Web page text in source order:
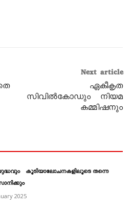
Next article
ഏകീകൃത
സിവിൽകോഡും നിയമ
കമ്മിഷനും
കൂടിയാലോചനകളിലൂടെ തന്നെ
2025